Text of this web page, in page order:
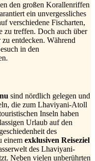
den großen Korallenriffen
ein unvergessliches
verschiedene Fischarten,
zu treffen. Doch auch über
entdecken. Während
in den
sind nördlich gelegen und
die zum Lhaviyani-Atoll
Inseln haben
Urlaub auf den
des
einem exklusiven Reiseziel
des Lhaviyani-
Neben vielen unberührten